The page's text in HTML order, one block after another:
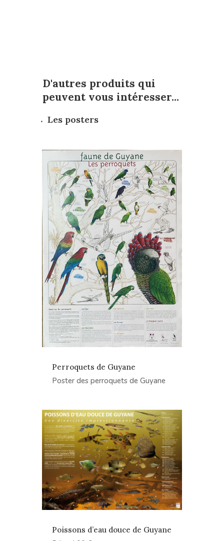
D'autres produits qui
peuvent vous intéresser...
Les posters
Perroquets de Guyane
Poster des perroquets de Guyane
Poissons d’eau douce de Guyane